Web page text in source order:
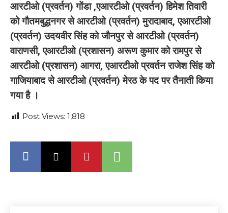
आरटीओ (प्रवर्तन) गोंडा ,एआरटीओ (प्रवर्तन) हिमेश तिवारी
को गौतमबुद्धनगर से आरटीओ (प्रवर्तन) मुरादाबाद, एआरटीओ
(प्रवर्तन) उदयवीर सिंह को जौनपुर से आरटीओ (प्रवर्तन)
वाराणसी, एआरटीओ (प्रशासन) अरूण कुमार को रामपुर से
आरटीओ (प्रशासन) आगरा, एआरटीओ प्रवर्तन राजेश सिंह को
गाजियाबाद से आरटीओ (प्रवर्तन) मेरठ के पद पर तैनाती किया
गया है ।
Post Views: 1,818